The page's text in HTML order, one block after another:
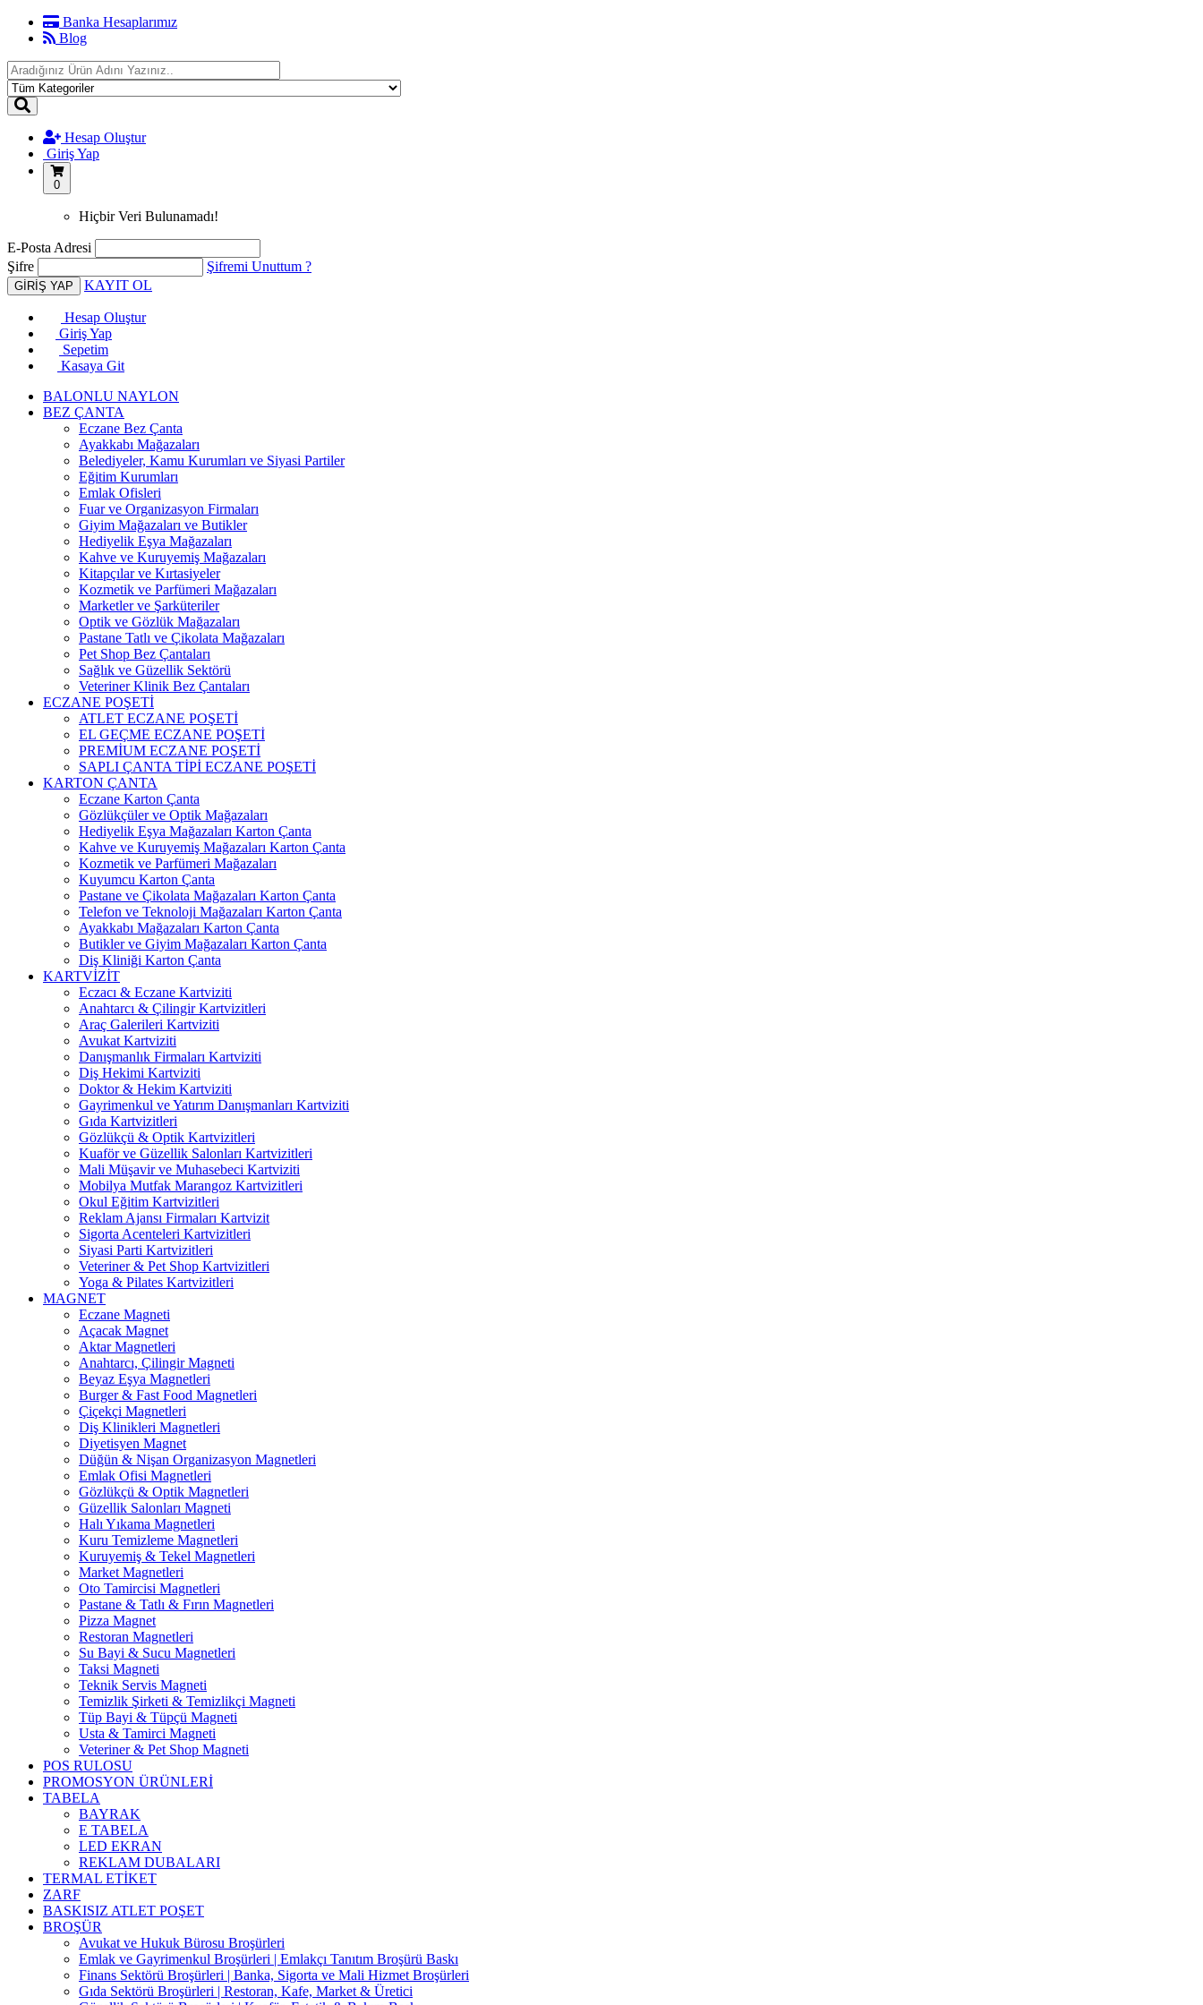
Banka Hesaplarımız
Blog
Hesap Oluştur
Giriş Yap
0
Hiçbir Veri Bulunamadı!
E-Posta Adresi
Şifre
Şifremi Unuttum ?
KAYIT OL
Hesap Oluştur
Giriş Yap
Sepetim
Kasaya Git
BALONLU NAYLON
BEZ ÇANTA
Eczane Bez Çanta
Ayakkabı Mağazaları
Belediyeler, Kamu Kurumları ve Siyasi Partiler
Eğitim Kurumları
Emlak Ofisleri
Fuar ve Organizasyon Firmaları
Giyim Mağazaları ve Butikler
Hediyelik Eşya Mağazaları
Kahve ve Kuruyemiş Mağazaları
Kitapçılar ve Kırtasiyeler
Kozmetik ve Parfümeri Mağazaları
Marketler ve Şarküteriler
Optik ve Gözlük Mağazaları
Pastane Tatlı ve Çikolata Mağazaları
Pet Shop Bez Çantaları
Sağlık ve Güzellik Sektörü
Veteriner Klinik Bez Çantaları
ECZANE POŞETİ
ATLET ECZANE POŞETİ
EL GEÇME ECZANE POŞETİ
PREMİUM ECZANE POŞETİ
SAPLI ÇANTA TİPİ ECZANE POŞETİ
KARTON ÇANTA
Eczane Karton Çanta
Gözlükçüler ve Optik Mağazaları
Hediyelik Eşya Mağazaları Karton Çanta
Kahve ve Kuruyemiş Mağazaları Karton Çanta
Kozmetik ve Parfümeri Mağazaları
Kuyumcu Karton Çanta
Pastane ve Çikolata Mağazaları Karton Çanta
Telefon ve Teknoloji Mağazaları Karton Çanta
Ayakkabı Mağazaları Karton Çanta
Butikler ve Giyim Mağazaları Karton Çanta
Diş Kliniği Karton Çanta
KARTVİZİT
Eczacı & Eczane Kartviziti
Anahtarcı & Çilingir Kartvizitleri
Araç Galerileri Kartviziti
Avukat Kartviziti
Danışmanlık Firmaları Kartviziti
Diş Hekimi Kartviziti
Doktor & Hekim Kartviziti
Gayrimenkul ve Yatırım Danışmanları Kartviziti
Gıda Kartvizitleri
Gözlükçü & Optik Kartvizitleri
Kuaför ve Güzellik Salonları Kartvizitleri
Mali Müşavir ve Muhasebeci Kartviziti
Mobilya Mutfak Marangoz Kartvizitleri
Okul Eğitim Kartvizitleri
Reklam Ajansı Firmaları Kartvizit
Sigorta Acenteleri Kartvizitleri
Siyasi Parti Kartvizitleri
Veteriner & Pet Shop Kartvizitleri
Yoga & Pilates Kartvizitleri
MAGNET
Eczane Magneti
Açacak Magnet
Aktar Magnetleri
Anahtarcı, Çilingir Magneti
Beyaz Eşya Magnetleri
Burger & Fast Food Magnetleri
Çiçekçi Magnetleri
Diş Klinikleri Magnetleri
Diyetisyen Magnet
Düğün & Nişan Organizasyon Magnetleri
Emlak Ofisi Magnetleri
Gözlükçü & Optik Magnetleri
Güzellik Salonları Magneti
Halı Yıkama Magnetleri
Kuru Temizleme Magnetleri
Kuruyemiş & Tekel Magnetleri
Market Magnetleri
Oto Tamircisi Magnetleri
Pastane & Tatlı & Fırın Magnetleri
Pizza Magnet
Restoran Magnetleri
Su Bayi & Sucu Magnetleri
Taksi Magneti
Teknik Servis Magneti
Temizlik Şirketi & Temizlikçi Magneti
Tüp Bayi & Tüpçü Magneti
Usta & Tamirci Magneti
Veteriner & Pet Shop Magneti
POS RULOSU
PROMOSYON ÜRÜNLERİ
TABELA
BAYRAK
E TABELA
LED EKRAN
REKLAM DUBALARI
TERMAL ETİKET
ZARF
BASKISIZ ATLET POŞET
BROŞÜR
Avukat ve Hukuk Bürosu Broşürleri
Emlak ve Gayrimenkul Broşürleri | Emlakçı Tanıtım Broşürü Baskı
Finans Sektörü Broşürleri | Banka, Sigorta ve Mali Hizmet Broşürleri
Gıda Sektörü Broşürleri | Restoran, Kafe, Market & Üretici